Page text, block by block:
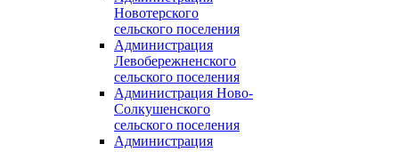
Новотерского
сельского поселения
Администрация
Левобережненского
сельского поселения
Администрация Ново-
Солкушенского
сельского поселения
Администрация